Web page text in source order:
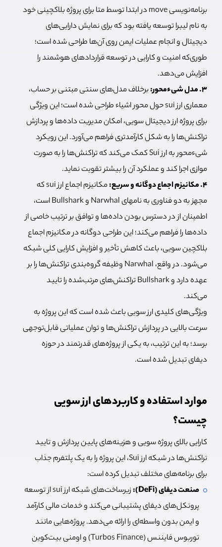
برنامه‌نویسی move در ابتدا توسط متا برای پروژه بلاکچینی خود
به نام لیبرا توسعه یافته بود که برای نمایش دارایی‌های
دیجیتال و انجام عملیات ایمن روی آن‌ها طراحی شده است؛
طوری‌که امنیت و کارایی در توسعه قراردادهای هوشمند را
افزایش می‌دهد.
۳. مدل شیء‌محور:
برخلاف مدل‌های سنتی مبتنی بر حساب،
معماری ارز sui حول محور اشیاء طراحی شده است؛ این ویژگی
برای پروژه ارز دیجیتال سویی، امکان مدیریت داده‌ها و پردازش
تراکنش‌ها را به شکل کارآمدتری فراهم می‌آورد. این رویکرد
شیء‌محور به ارز Sui کمک می‌کند که تراکنش‌ها را به صورت
موازی اجرا کند و عملکرد آن را بیشتر تقویت نماید.
۴. مکانیزم اجماع دوگانه و سریع:
مکانیزم اجماع ارز sui که
مجهز به دو فناوری به نام‎های Narwhal و Bullshark است،
اطمینان از در دسترس بودن داده‌ها و توافق بر ترتیب خاصی از
داده‌ها را فراهم می‌کند؛ این طراحی دوگانه در مکانیزم اجماع
بلاکچین سویی، باعث کاهش تأخیر و افزایش کارایی کلی شبکه
می‌شود. در واقع، Narwhal وظیفه گروه‌بندی تراکنش‌ها را بر
عهده دارد و Bullshark تراکنش‌های مرتب‌شده را تایید
می‌کند.
ویژگی‌های کلیدی ارز سویی باعث شده است که این پروژه به
سرعت بالایی در پردازش تراکنش‌ها و توان عملیاتی قابل‌توجهی
برسد؛ به این ترتیب، به یکی از پروژه‌های قدرتمند در حوزه
دیفای تبدیل شده است.
موارد استفاده و کاربردهای ارز سویی
چیست؟
کارایی بالای پروژه سویی و هزینه‌های پایین پردازش و تایید
تراکنش‌ها در شبکه ارز Sui، این پروژه را به یک پلتفرم جذاب
برای برنامه‌های مختلف تبدیل کرده است:
صنعت دیفای (DeFi):
زیرساخت‌های شبکه ارز sui از توسعه
پروتکل‌های دیفای پشتیبانی می‌کند و خدمات مالی کارآمد
و ایمن بدون واسطه‌‌ای را ارائه می‌دهد. پروژه‌هایی مانند
توربوس فایننس (Turbos Finance) و اومنی بیت‌کوین